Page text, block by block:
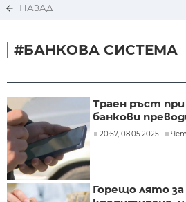
НАЗАД
#БАНКОВА СИСТЕМА
Траен ръст
банкови
20:57, 08.05.2025
Горещо лято